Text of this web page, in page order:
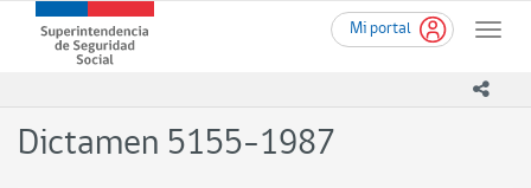
contenido
Mi portal
Toggle
Superintendencia
de
-
Dictamen 5155-1987